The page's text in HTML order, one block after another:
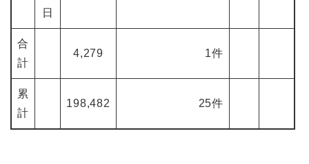
日
合
計
4,279 1件
累
計
198,482 25件